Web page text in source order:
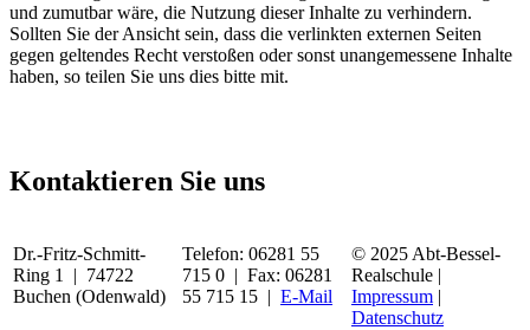
und zumutbar wäre, die Nutzung dieser Inhalte zu verhindern.
Sollten Sie der Ansicht sein, dass die verlinkten externen Seiten
gegen geltendes Recht verstoßen oder sonst unangemessene Inhalte
haben, so teilen Sie uns dies bitte mit.
Kontaktieren Sie uns
Dr.-Fritz-Schmitt-
Ring 1 | 74722
Buchen (Odenwald)
Telefon: 06281 55
715 0 | Fax: 06281
55 715 15 | E-Mail
© 2025 Abt-Bessel-
Realschule |
Impressum |
Datenschutz